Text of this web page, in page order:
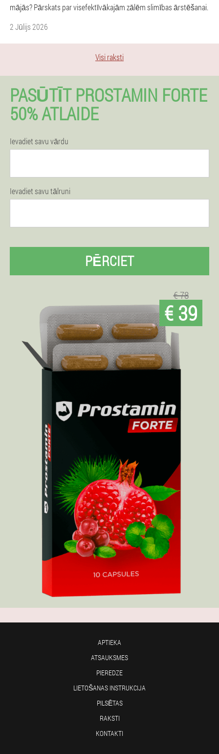
mājās? Pārskats par visefektīvākajām zālēm slimības ārstēšanai.
2 Jūlijs 2026
Visi raksti
PASŪTĪT PROSTAMIN FORTE
50% ATLAIDE
Ievadiet savu vārdu
Ievadiet savu tālruni
PĒRCIET
€ 78
€ 39
APTIEKA
ATSAUKSMES
PIEREDZE
LIETOŠANAS INSTRUKCIJA
PILSĒTAS
RAKSTI
KONTAKTI